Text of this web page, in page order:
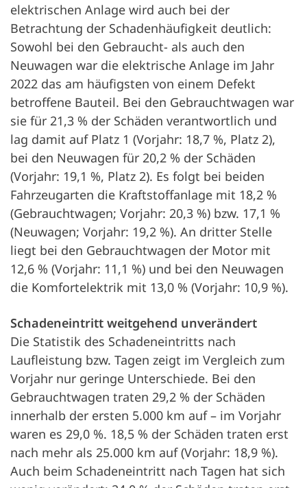
elektrischen Anlage wird auch bei der
Betrachtung der Schadenhäufigkeit deutlich:
Sowohl bei den Gebraucht- als auch den
Neuwagen war die elektrische Anlage im Jahr
2022 das am häufigsten von einem Defekt
betroffene Bauteil. Bei den Gebrauchtwagen war
sie für 21,3 % der Schäden verantwortlich und
lag damit auf Platz 1 (Vorjahr: 18,7 %, Platz 2),
bei den Neuwagen für 20,2 % der Schäden
(Vorjahr: 19,1 %, Platz 2). Es folgt bei beiden
Fahrzeugarten die Kraftstoffanlage mit 18,2 %
(Gebrauchtwagen; Vorjahr: 20,3 %) bzw. 17,1 %
(Neuwagen; Vorjahr: 19,2 %). An dritter Stelle
liegt bei den Gebrauchtwagen der Motor mit
12,6 % (Vorjahr: 11,1 %) und bei den Neuwagen
die Komfortelektrik mit 13,0 % (Vorjahr: 10,9 %).
Schadeneintritt weitgehend unverändert
Die Statistik des Schadeneintritts nach
Laufleistung bzw. Tagen zeigt im Vergleich zum
Vorjahr nur geringe Unterschiede. Bei den
Gebrauchtwagen traten 29,2 % der Schäden
innerhalb der ersten 5.000 km auf – im Vorjahr
waren es 29,0 %. 18,5 % der Schäden traten erst
nach mehr als 25.000 km auf (Vorjahr: 18,9 %).
Auch beim Schadeneintritt nach Tagen hat sich